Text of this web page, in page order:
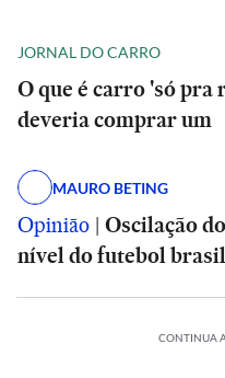
JORNAL DO CARRO
O que é carro 'só pra
deveria comprar um
MAURO BETING
Opinião | Oscilação
nível do futebol
CONTINUA